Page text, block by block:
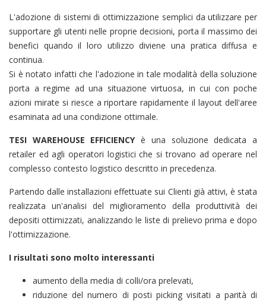
L'adozione di sistemi di ottimizzazione semplici da utilizzare per
supportare gli utenti nelle proprie decisioni, porta il massimo dei
benefici quando il loro utilizzo diviene una pratica diffusa e
continua.
Si è notato infatti che l'adozione in tale modalità della soluzione
porta a regime ad una situazione virtuosa, in cui con poche
azioni mirate si riesce a riportare rapidamente il layout dell'aree
esaminata ad una condizione ottimale.
TESI WAREHOUSE EFFICIENCYè una soluzione dedicata a
retailer ed agli operatori logistici che si trovano ad operare nel
complesso contesto logistico descritto in precedenza.
Partendo dalle installazioni effettuate sui Clienti già attivi, è stata
realizzata un'analisi del miglioramento della produttività dei
depositi ottimizzati, analizzando le liste di prelievo prima e dopo
l'ottimizzazione.
I risultati sono molto interessanti
aumento della media di colli/ora prelevati,
riduzione del numero di posti picking visitati a parità di